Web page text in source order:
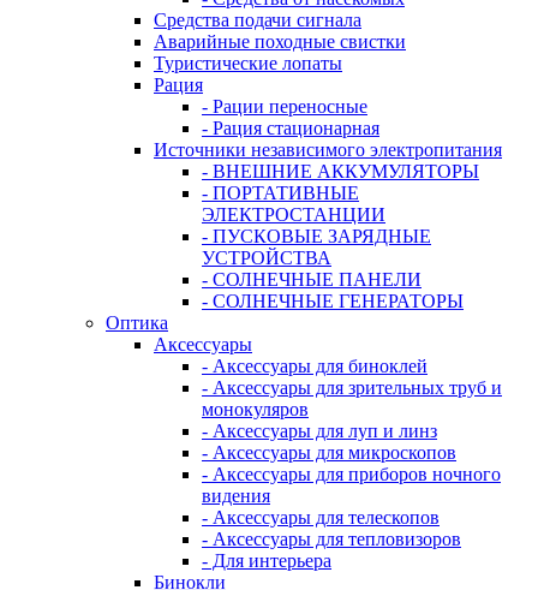
Средства подачи сигнала
Аварийные походные свистки
Туристические лопаты
Рация
- Рации переносные
- Рация стационарная
Источники независимого электропитания
- ВНЕШНИЕ АККУМУЛЯТОРЫ
- ПОРТАТИВНЫЕ
ЭЛЕКТРОСТАНЦИИ
- ПУСКОВЫЕ ЗАРЯДНЫЕ
УСТРОЙСТВА
- СОЛНЕЧНЫЕ ПАНЕЛИ
- СОЛНЕЧНЫЕ ГЕНЕРАТОРЫ
Оптика
Аксессуары
- Аксессуары для биноклей
- Аксессуары для зрительных труб и
монокуляров
- Аксессуары для луп и линз
- Аксессуары для микроскопов
- Аксессуары для приборов ночного
видения
- Аксессуары для телескопов
- Аксессуары для тепловизоров
- Для интерьера
Бинокли